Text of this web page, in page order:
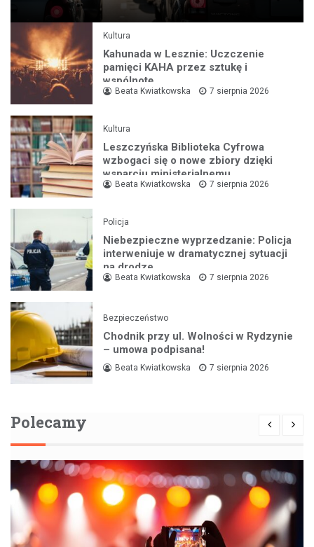
Kultura
Kahunada w Lesznie: Uczczenie
pamięci KAHA przez sztukę i
wspólnotę
Beata Kwiatkowska 7 sierpnia 2026
Kultura
Leszczyńska Biblioteka Cyfrowa
wzbogaci się o nowe zbiory dzięki
wsparciu ministerialnemu
Beata Kwiatkowska 7 sierpnia 2026
Policja
Niebezpieczne wyprzedzanie: Policja
interweniuje w dramatycznej sytuacji
na drodze
Beata Kwiatkowska 7 sierpnia 2026
Bezpieczeństwo
Chodnik przy ul. Wolności w Rydzynie
– umowa podpisana!
Beata Kwiatkowska 7 sierpnia 2026
Polecamy